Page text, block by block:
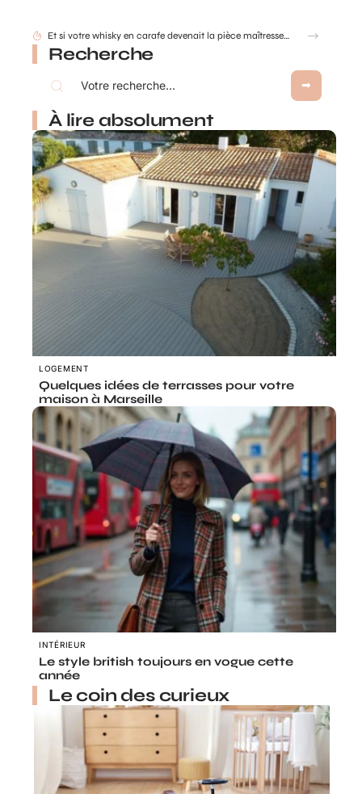
Et si votre whisky en carafe devenait la pièce maîtresse de votre salon ?
Recherche
À lire absolument
LOGEMENT
Quelques idées de terrasses pour votre
maison à Marseille
INTÉRIEUR
Le style british toujours en vogue cette
année
Le coin des curieux